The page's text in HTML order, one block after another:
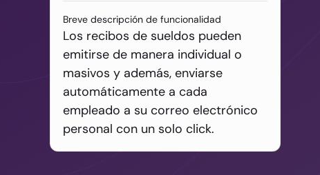
Breve descripción de funcionalidad
Los recibos de sueldos pueden
emitirse de manera individual o
masivos y además, enviarse
automáticamente a cada
empleado a su correo electrónico
personal con un solo click.